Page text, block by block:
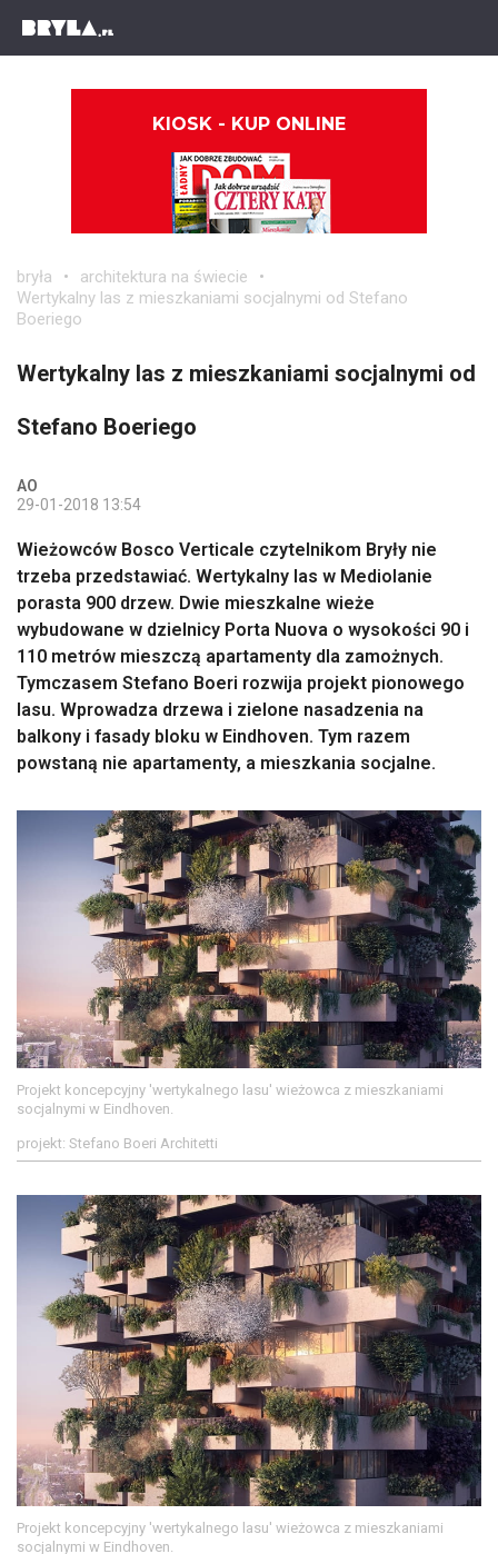
KIOSK - KUP ONLINE
bryła
architektura na świecie
Wertykalny las z mieszkaniami socjalnymi od Stefano
Boeriego
Wertykalny las z mieszkaniami socjalnymi od
Stefano Boeriego
AO
29-01-2018 13:54
Wieżowców Bosco Verticale czytelnikom Bryły nie
trzeba przedstawiać. Wertykalny las w Mediolanie
porasta 900 drzew. Dwie mieszkalne wieże
wybudowane w dzielnicy Porta Nuova o wysokości 90 i
110 metrów mieszczą apartamenty dla zamożnych.
Tymczasem Stefano Boeri rozwija projekt pionowego
lasu. Wprowadza drzewa i zielone nasadzenia na
balkony i fasady bloku w Eindhoven. Tym razem
powstaną nie apartamenty, a mieszkania socjalne.
Projekt koncepcyjny 'wertykalnego lasu' wieżowca z mieszkaniami
socjalnymi w Eindhoven.
projekt: Stefano Boeri Architetti
Projekt koncepcyjny 'wertykalnego lasu' wieżowca z mieszkaniami
socjalnymi w Eindhoven.